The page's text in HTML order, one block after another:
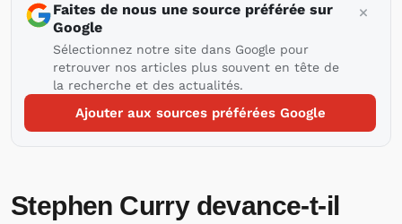
Faites de nous une source préférée sur
Google
Sélectionnez notre site dans Google pour
retrouver nos articles plus souvent en tête de
la recherche et des actualités.
Ajouter aux sources préférées Google
Stephen Curry devance-t-il